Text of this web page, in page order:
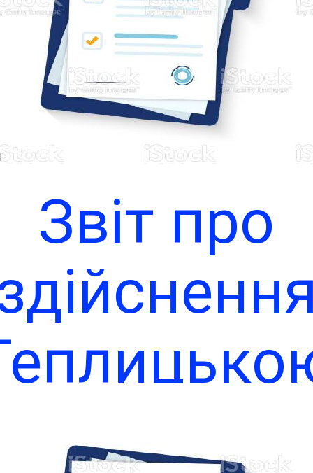
2023
Звіт про
сільською